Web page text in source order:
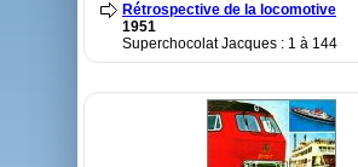
Rétrospective de la locomotive
1951
Superchocolat Jacques : 1 à 144